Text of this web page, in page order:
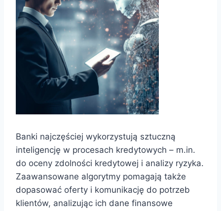
Banki najczęściej wykorzystują sztuczną
inteligencję w procesach kredytowych – m.in.
do oceny zdolności kredytowej i analizy ryzyka.
Zaawansowane algorytmy pomagają także
dopasować oferty i komunikację do potrzeb
klientów, analizując ich dane finansowe